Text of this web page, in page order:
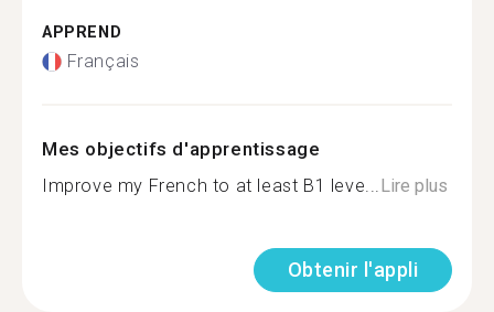
APPREND
Français
Mes objectifs d'apprentissage
Improve my French to at least B1 leve...Lire plus
Obtenir l'appli